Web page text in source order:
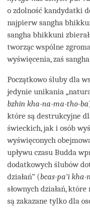
o zdolność kandydatki
najpierw sangha
sangha bhikkuni
tworząc wspólne
wyświęcenia, zaś
Początkowo śluby dla
jedynie unikania
bzhin kha-na-ma-tho-ba
które są destrukcyjne
świeckich, jak i osób
wyświęconych
upływu czasu Budda
dodatkowych ślubów
działań” (bcas-pa’i
słownych działań,
są zakazane tylko dla